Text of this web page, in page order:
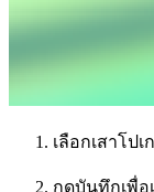
เลือกเสาโป
กดบันทึกเพื่อ